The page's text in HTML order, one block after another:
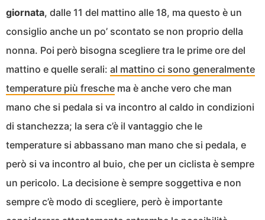
giornata, dalle 11 del mattino alle 18, ma questo è un
consiglio anche un po’ scontato se non proprio della
nonna. Poi però bisogna scegliere tra le prime ore del
mattino e quelle serali: al mattino ci sono generalmente
temperature più fresche ma è anche vero che man
mano che si pedala si va incontro al caldo in condizioni
di stanchezza; la sera c’è il vantaggio che le
temperature si abbassano man mano che si pedala, e
però si va incontro al buio, che per un ciclista è sempre
un pericolo. La decisione è sempre soggettiva e non
sempre c’è modo di scegliere, però è importante